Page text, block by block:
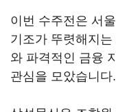
이번 수주전은 서
기조가 뚜렷해지
와 파격적인 금융
관심을 모았습니다.